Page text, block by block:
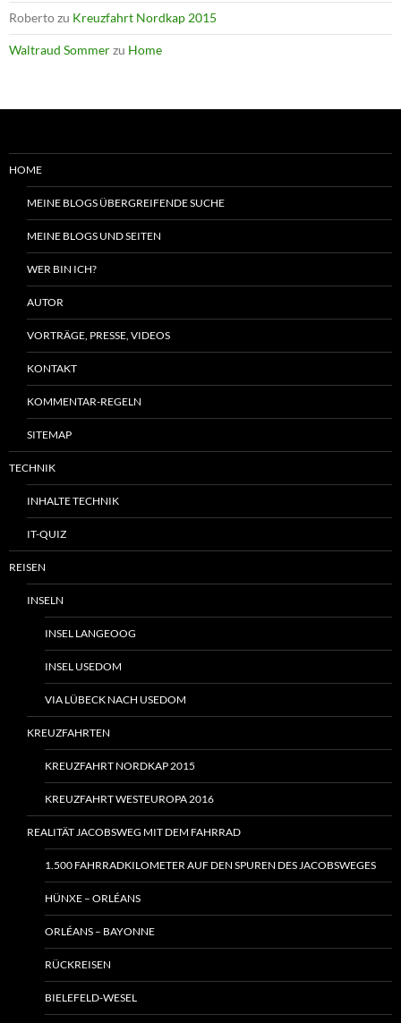
Robertozu Kreuzfahrt Nordkap 2015
Waltraud Sommerzu Home
HOME
MEINE BLOGS ÜBERGREIFENDE SUCHE
MEINE BLOGS UND SEITEN
WER BIN ICH?
AUTOR
VORTRÄGE, PRESSE, VIDEOS
KONTAKT
KOMMENTAR-REGELN
SITEMAP
TECHNIK
INHALTE TECHNIK
IT-QUIZ
REISEN
INSELN
INSEL LANGEOOG
INSEL USEDOM
VIA LÜBECK NACH USEDOM
KREUZFAHRTEN
KREUZFAHRT NORDKAP 2015
KREUZFAHRT WESTEUROPA 2016
REALITÄT JACOBSWEG MIT DEM FAHRRAD
1.500 FAHRRADKILOMETER AUF DEN SPUREN DES JACOBSWEGES
HÜNXE – ORLÉANS
ORLÉANS – BAYONNE
RÜCKREISEN
BIELEFELD-WESEL